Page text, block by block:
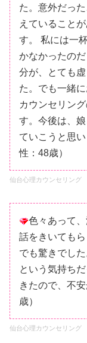
た。意外だっ
えていること
す。 私には一
かなかったの
分が、とても
た。でも一緒
カウンセリン
す。今後は、
ていこうと思
性：48歳）
仙台心理カウンセリング
色々あって
話をきいても
でも驚きでし
という気持ち
きたので、不
歳）
仙台心理カウンセリング